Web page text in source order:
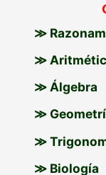
≫
≫
≫ Álgebra
≫
≫
≫ Biología